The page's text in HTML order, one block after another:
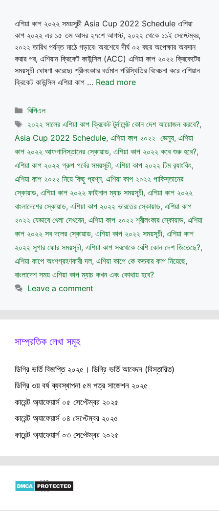
এশিয়া কাপ ২০২২ সময়সূচী Asia Cup 2022 Schedule এশিয়া
কাপ ২০২২ এর ১৫ তম আসর ২৭শে আগস্ট, ২০২২ থেকে ১১ই সেপ্টেম্বর,
২০২২ তারিখ পর্যন্ত মাঠে গড়াবে৷ অবশেষে দীর্ঘ ০২ বছর অপেক্ষার অবসান
করার পর, এশিয়ান ক্রিকেট কাউন্সিল (ACC) এশিয়া কাপ ২০২২ ক্রিকেটের
সময়সূচী ঘোষণা করেছে৷ শ্রীলংকাার বর্তমান পরিস্থিতির বিবেচনা করে এশিয়ান
ক্রিকেট কাউন্সিল এশিয়া কাপ … Read more
Categories
বিপিএল
Tags
২০২২ সালের এশিয়া কাপ ক্রিকেট টুর্নামেন্ট কোন দেশ আয়োজন করবে?,
Asia Cup 2022 Schedule, এশিয়া কাপ ২০২২ ভেন্যু, এশিয়া
কাপ ২০২২ আফগানিস্তানের স্কোয়াড, এশিয়া কাপ ২০২২ কবে শুরু হবে?,
এশিয়া কাপ ২০২২ গ্রুপ পর্বের সময়সূচী, এশিয়া কাপ ২০২২ টিম র‌্যাংকিং,
এশিয়া কাপ ২০২২ নিয়ে কিছু প্রশ্ন, এশিয়া কাপ ২০২২ পাকিস্তানের
স্কোয়াড, এশিয়া কাপ ২০২২ ফাইনাল ম্যাচ সময়সূচী, এশিয়া কাপ ২০২২
বাংলাদেশের স্কোয়াড, এশিয়া কাপ ২০২২ ভারতের স্কোয়াড, এশিয়া কাপ
২০২২ যেভাবে খেলা দেখবেন, এশিয়া কাপ ২০২২ শ্রীলংকার স্কোয়াড, এশিয়া
কাপ ২০২২ সব দলের স্কোয়াড, এশিয়া কাপ ২০২২ সময়সূচী, এশিয়া কাপ
২০২২ সুপার ফোর সময়সূচী, এশিয়া কাপ সবথেকে বেশি কোন দেশ জিতেছে?,
এশিয়া কাপে অংশগ্রহণকারী দল, এশিয়া কাপে কে কতবার কাপ নিয়েছে,
বাংলাদেশ সময় এশিয়া কাপ ম্যাচ কখন এবং কোথায় হবে?
Leave a comment
সাম্প্রতিক লেখা সমূহ
ডিগ্রি ভর্তি বিজ্ঞপ্তি ২০২৫। ডিগ্রি ভর্তি আবেদন (বিস্তারিত)
ডিগ্রি ৩য় বর্ষ ব্যবস্থাপনা ৫ম পত্র সাজেশন ২০২৫
কারেন্ট অ্যাফেয়ার্স ০৫ সেপ্টেম্বর ২০২৫
কারেন্ট অ্যাফেয়ার্স ০৪ সেপ্টেম্বর ২০২৫
কারেন্ট অ্যাফেয়ার্স ০৩ সেপ্টেম্বর ২০২৫